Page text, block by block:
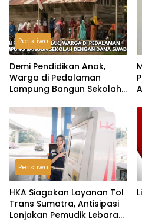
Peristiwa
Demi Pendidikan Anak,
Warga di Pedalaman
Lampung Bangun Sekolah
Peristiwa
HKA Siagakan Layanan Tol
Trans Sumatra, Antisipasi
Lonjakan Pemudik Lebaran